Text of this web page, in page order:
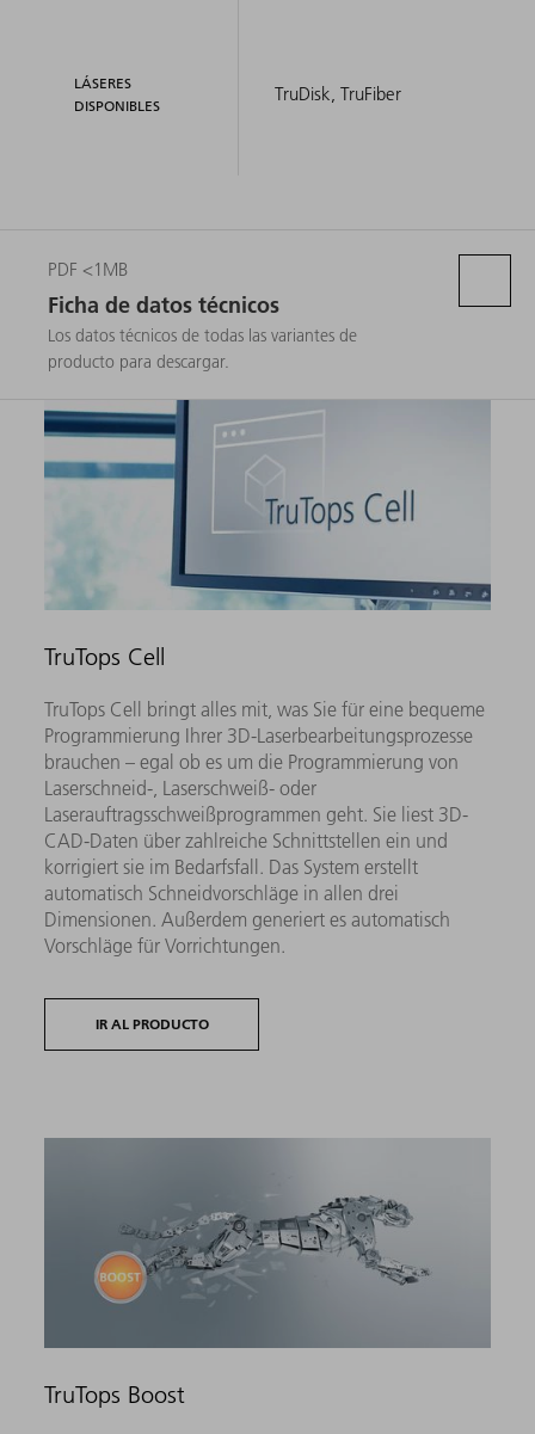
LÁSERES
DISPONIBLES
TruDisk, TruFiber
PDF <1MB
Ficha de datos técnicos
Los datos técnicos de todas las variantes de
producto para descargar.
TruTops Cell
TruTops Cell bringt alles mit, was Sie für eine bequeme
Programmierung Ihrer 3D-Laserbearbeitungsprozesse
brauchen – egal ob es um die Programmierung von
Laserschneid-, Laserschweiß- oder
Laserauftragsschweißprogrammen geht. Sie liest 3D-
CAD-Daten über zahlreiche Schnittstellen ein und
korrigiert sie im Bedarfsfall. Das System erstellt
automatisch Schneidvorschläge in allen drei
Dimensionen. Außerdem generiert es automatisch
Vorschläge für Vorrichtungen.
IR AL PRODUCTO
TruTops Boost